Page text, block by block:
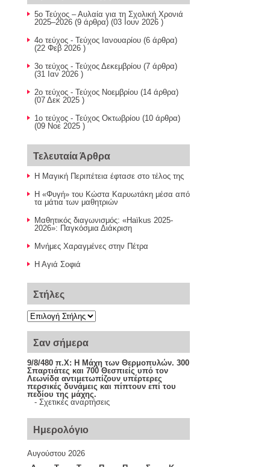
5ο Τεύχος – Αυλαία για τη Σχολική Χρονιά
2025–2026 (9 άρθρα) (03 Ιουν 2026 )
4ο τεύχος - Τεύχος Ιανουαρίου (6 άρθρα)
(22 Φεβ 2026 )
3ο τεύχος - Τεύχος Δεκεμβρίου (7 άρθρα)
(31 Ιαν 2026 )
2ο τεύχος - Τεύχος Νοεμβρίου (14 άρθρα)
(07 Δεκ 2025 )
1ο τεύχος - Τεύχος Οκτωβρίου (10 άρθρα)
(09 Νοε 2025 )
Τελευταία Άρθρα
Η Μαγική Περιπέτεια έφτασε στο τέλος της
Η «Φυγή» του Κώστα Καρυωτάκη μέσα από
τα μάτια των μαθητριών
Μαθητικός διαγωνισμός: «Haïkus 2025-
2026»: Παγκόσμια Διάκριση
Μνήμες Χαραγμένες στην Πέτρα
Η Αγιά Σοφιά
Στήλες
Σαν σήμερα
9/8/480 π.Χ: Η Μάχη των Θερμοπυλών. 300
Σπαρτιάτες και 700 Θεσπιείς υπό τον
Λεωνίδα αντιμετωπίζουν υπέρτερες
περσικές δυνάμεις και πίπτουν επί του
πεδίου της μάχης.
- Σχετικές αναρτήσεις
Ημερολόγιο
Αυγούστου 2026